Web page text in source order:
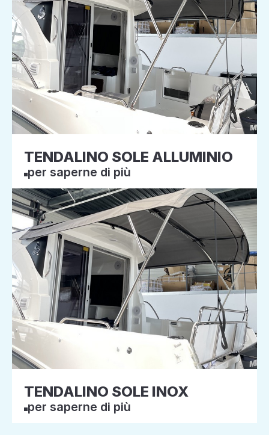
TENDALINO SOLE ALLUMINIO
per saperne di più
TENDALINO SOLE INOX
per saperne di più